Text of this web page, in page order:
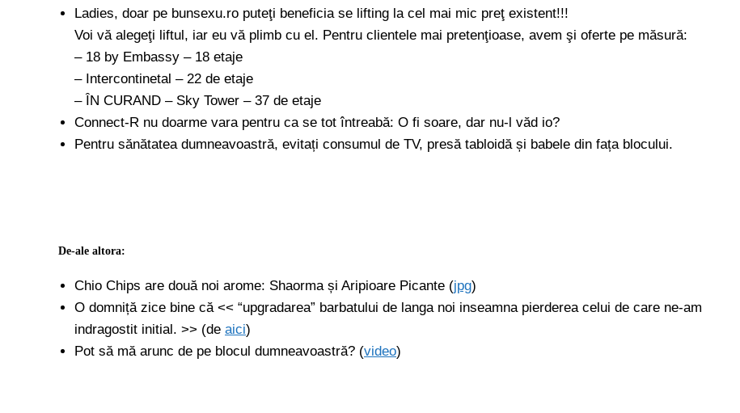
Ladies, doar pe bunsexu.ro puteţi beneficia se lifting la cel mai mic preţ existent!!!
Voi vă alegeţi liftul, iar eu vă plimb cu el. Pentru clientele mai pretenţioase, avem şi oferte pe măsură:
– 18 by Embassy – 18 etaje
– Intercontinetal – 22 de etaje
– ÎN CURAND – Sky Tower – 37 de etaje
Connect-R nu doarme vara pentru ca se tot întreabă: O fi soare, dar nu-l văd io?
Pentru sănătatea dumneavoastră, evitați consumul de TV, presă tabloidă și babele din fața blocului.
De-ale altora:
Chio Chips are două noi arome: Shaorma și Aripioare Picante (jpg)
O domniță zice bine că << “upgradarea” barbatului de langa noi inseamna pierderea celui de care ne-am
indragostit initial. >> (de aici)
Pot să mă arunc de pe blocul dumneavoastră? (video)